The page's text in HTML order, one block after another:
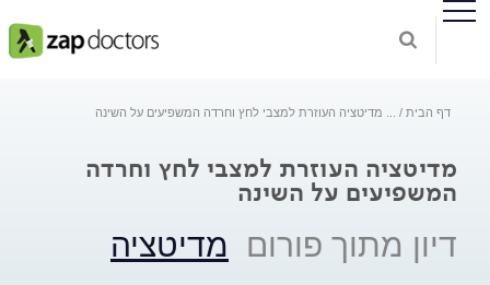
דף הבית מדיטציה העוזרת למצבי לחץ וחרדה המשפיעים על השינה
מדיטציה העוזרת למצבי לחץ וחרדה
המשפיעים על השינה
דיון מתוך פורום מדיטציה